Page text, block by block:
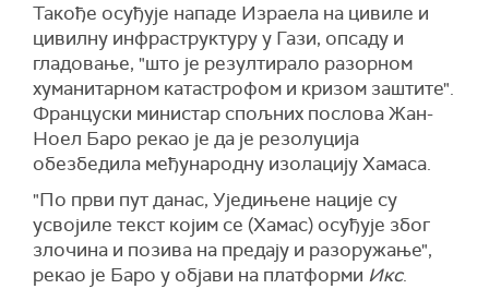
Такође осуђује нападе Израела на цивиле и
цивилну инфраструктуру у Гази, опсаду и
гладовање, "што је резултирало разорном
хуманитарном катастрофом и кризом заштите".
Француски министар спољних послова Жан-
Ноел Баро рекао је да је резолуција
обезбедила међународну изолацију Хамаса.
"По први пут данас, Уједињене нације су
усвојиле текст којим се (Хамас) осуђује због
злочина и позива на предају и разоружање",
рекао је Баро у објави на платформи Икс.